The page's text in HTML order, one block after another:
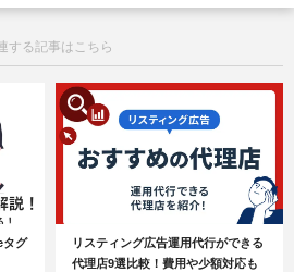
する記事はこちら
タグ
リスティング広告運用代行ができる
代理店9選比較！費用や少額対応も